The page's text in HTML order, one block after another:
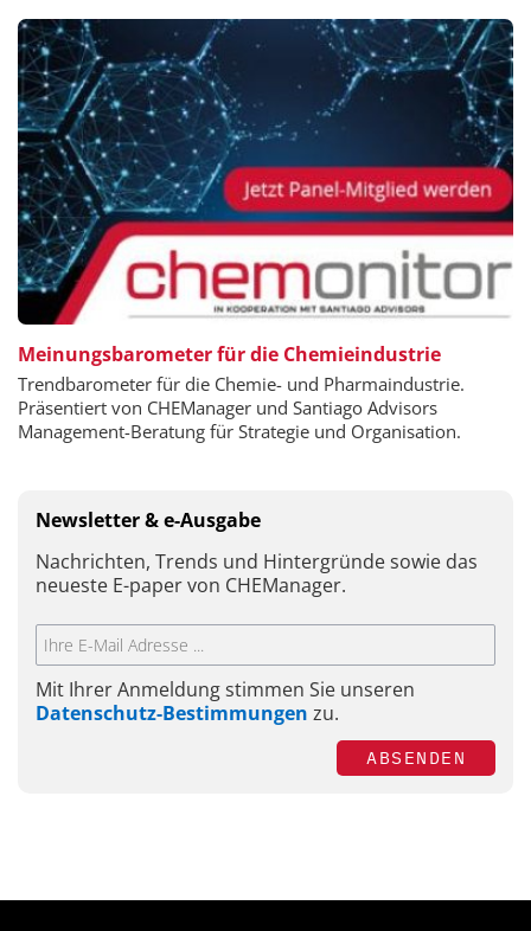
Meinungsbarometer für die Chemieindustrie
Trendbarometer für die Chemie- und Pharmaindustrie.
Präsentiert von CHEManager und Santiago Advisors
Management-Beratung für Strategie und Organisation.
Newsletter & e-Ausgabe
Nachrichten, Trends und Hintergründe sowie das
neueste E-paper von CHEManager.
Mit Ihrer Anmeldung stimmen Sie unseren
Datenschutz-Bestimmungen zu.
ABSENDEN